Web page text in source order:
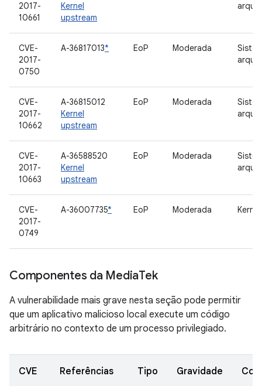
2017-
10661
Kernel
upstream
CVE-
2017-
0750
A-36817013* EoP Moderada
CVE-
2017-
10662
A-36815012
Kernel
upstream
EoP Moderada
CVE-
2017-
10663
A-36588520
Kernel
upstream
EoP Moderada
CVE-
2017-
0749
A-36007735* EoP Moderada
Componentes da MediaTek
A vulnerabilidade mais grave nesta seção pode permitir
que um aplicativo malicioso local execute um código
arbitrário no contexto de um processo privilegiado.
CVE Referências Tipo Gravidade